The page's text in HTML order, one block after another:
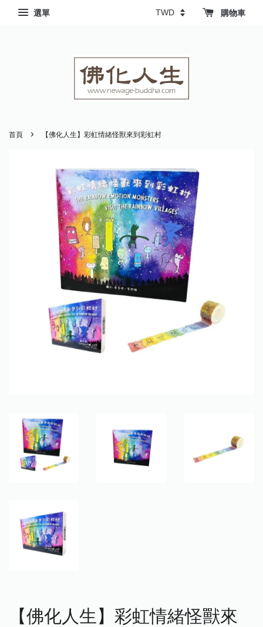
選單 購物車
首頁 › 【佛化人生】彩虹情緒怪獸來到彩虹村
【佛化人生】彩虹情緒怪獸來